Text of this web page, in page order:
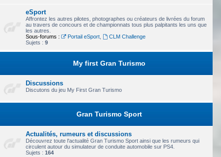
eSport
Affrontez les autres pilotes, photographes ou créateurs de livrées du forum
au travers de concours et de championnats tous plus palpitants les uns que
les autres.
Sous-forums :
Portail eSport,
CLM Challenge
Sujets : 9
My first Gran Turismo
Discussions
Discutons du jeu My First Gran Turismo
Gran Turismo Sport
Actualités, rumeurs et discussions
Découvrez toute l'actualité Gran Turismo Sport ainsi que les rumeurs qui
circulent autour du simulateur de conduite automobile sur PS4.
Sujets : 164